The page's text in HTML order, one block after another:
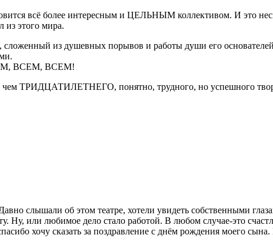
всё более интересным и ЦЕЛЬНЫМ коллективом. И это
этого мира.
из душевных порывов и работы души его
ВСЕМ, ВСЕМ!
чем ТРИДЦАТИЛЕТНЕГО, понятно, трудного, но успешного
слышали об этом театре, хотели увидеть собственными
Ну, или любимое дело стало работой. В любом случае-это
хочу сказать за поздравление с днём рождения моего